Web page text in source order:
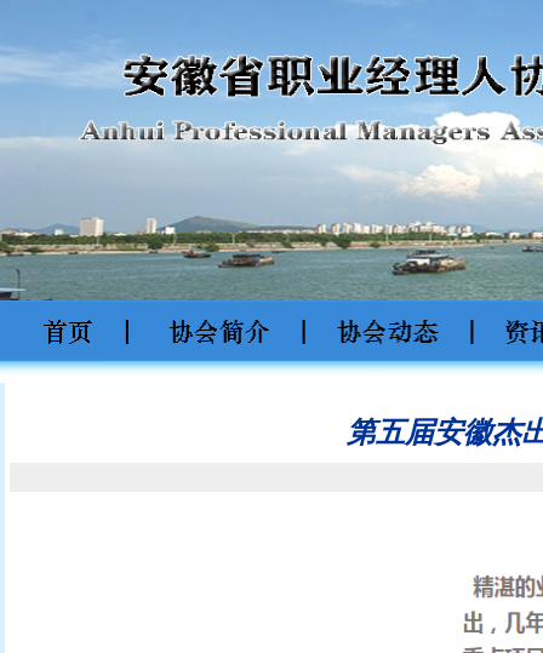
第五届安徽杰